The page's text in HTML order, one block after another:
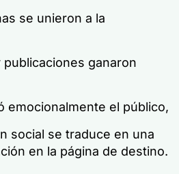
se unieron a la
ganaron
emocionalmente el público,
social se traduce en una
en la página de destino.